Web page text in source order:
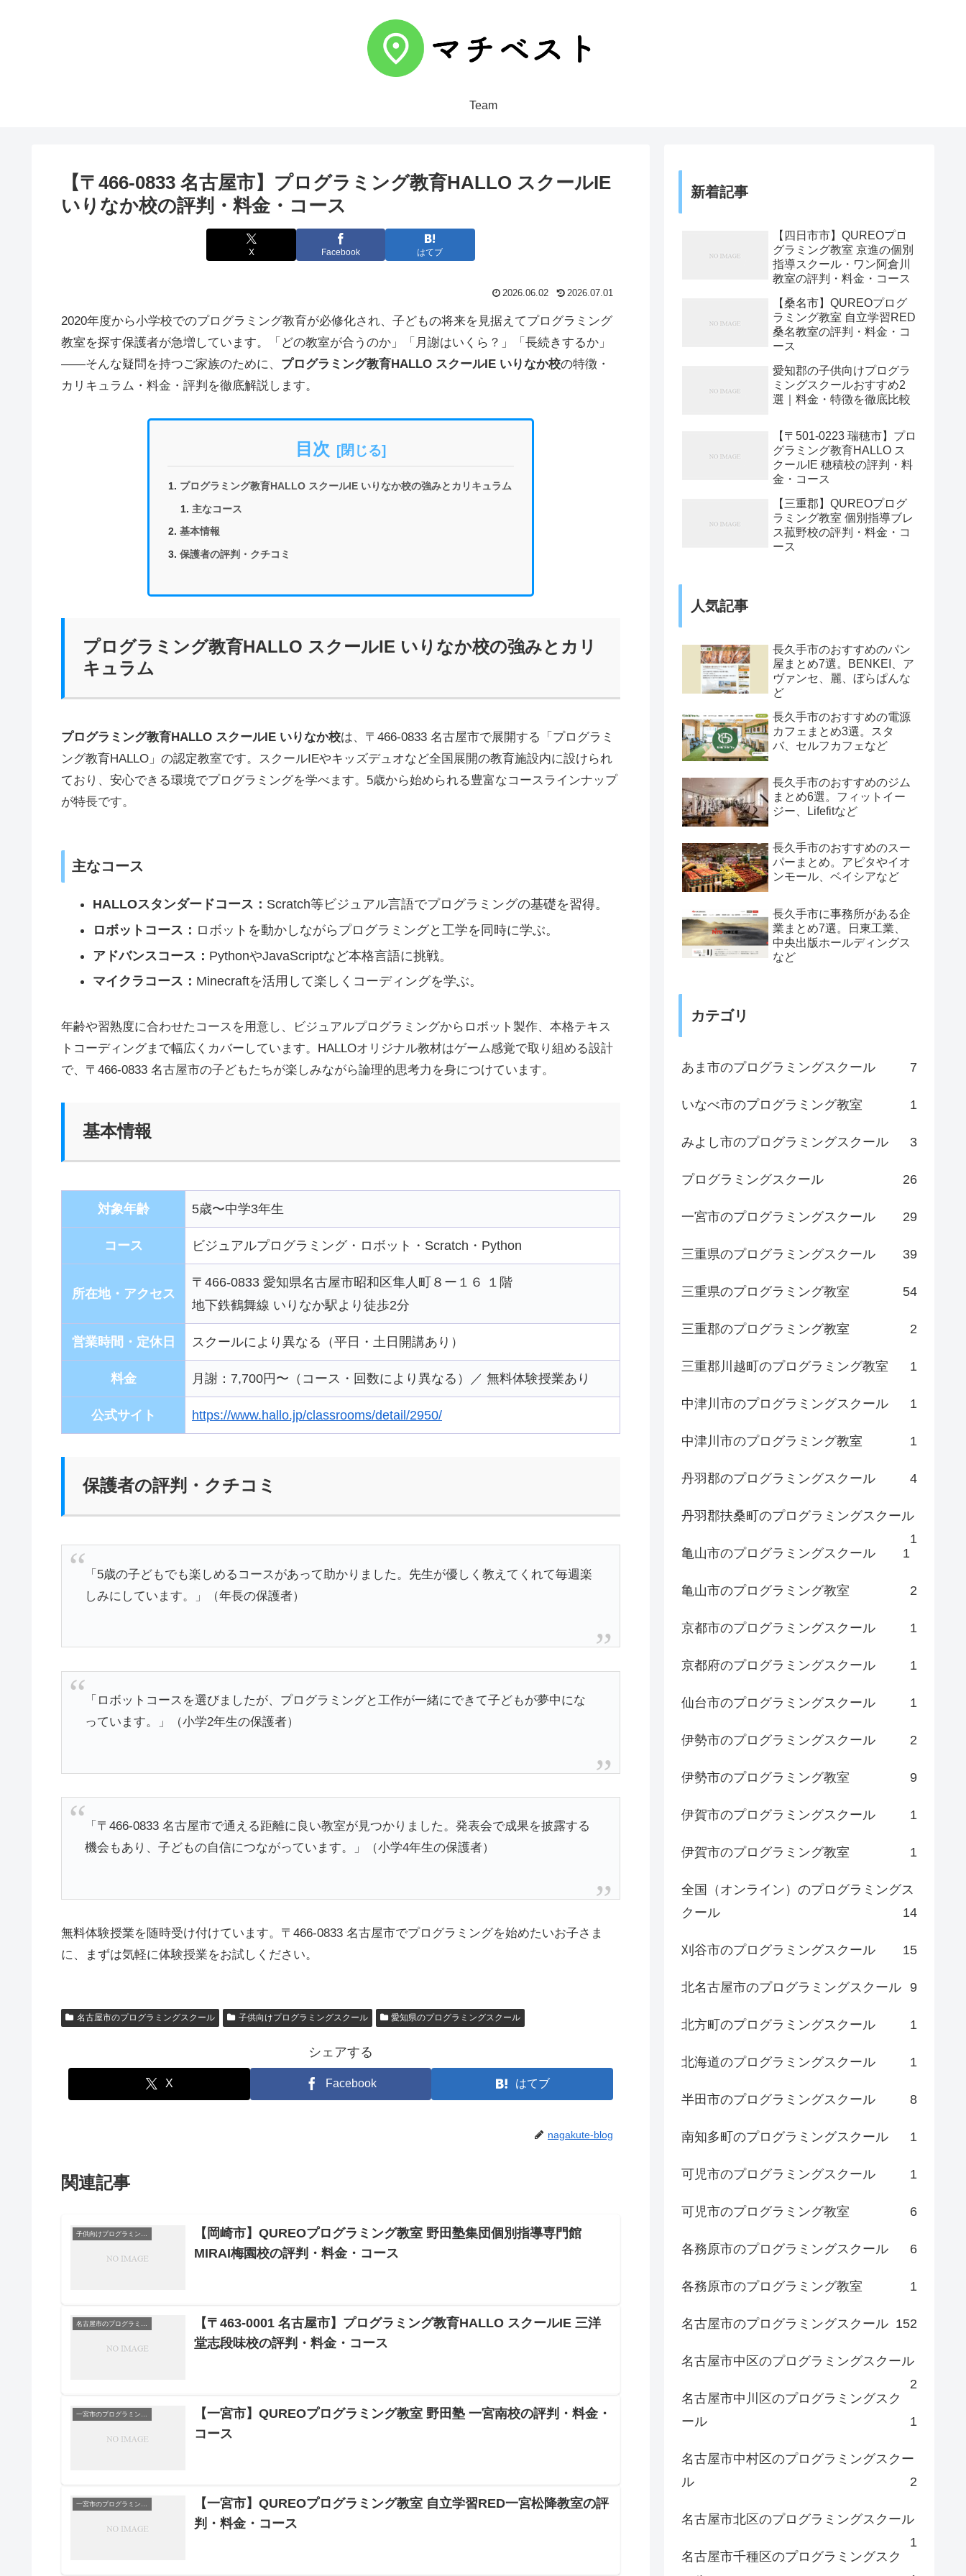
Team
【〒466-0833 名古屋市】プログラミング教育HALLO スクールIE
いりなか校の評判・料金・コース
X Facebook はてブ
2026.06.02 2026.07.01
2020年度から小学校でのプログラミング教育が必修化され、子どもの将来を見据えてプログラミング
教室を探す保護者が急増しています。「どの教室が合うのか」「月謝はいくら？」「長続きするか」
——そんな疑問を持つご家族のために、 プログラミング教育HALLO スクールIE いりなか校の特徴・
カリキュラム・料金・評判を徹底解説します。
目次
プログラミング教育HALLO スクールIE いりなか校の強みとカリキュラム
主なコース
基本情報
保護者の評判・クチコミ
プログラミング教育HALLO スクールIE いりなか校の強みとカリ
キュラム
プログラミング教育HALLO スクールIE いりなか校は、〒466-0833 名古屋市で展開する「プログラミ
ング教育HALLO」の認定教室です。スクールIEやキッズデュオなど全国展開の教育施設内に設けられ
ており、安心できる環境でプログラミングを学べます。5歳から始められる豊富なコースラインナップ
が特長です。
主なコース
HALLOスタンダードコース： Scratch等ビジュアル言語でプログラミングの基礎を習得。
ロボットコース： ロボットを動かしながらプログラミングと工学を同時に学ぶ。
アドバンスコース： PythonやJavaScriptなど本格言語に挑戦。
マイクラコース： Minecraftを活用して楽しくコーディングを学ぶ。
年齢や習熟度に合わせたコースを用意し、ビジュアルプログラミングからロボット製作、本格テキス
トコーディングまで幅広くカバーしています。HALLOオリジナル教材はゲーム感覚で取り組める設計
で、〒466-0833 名古屋市の子どもたちが楽しみながら論理的思考力を身につけています。
基本情報
対象年齢 5歳〜中学3年生
コース ビジュアルプログラミング・ロボット・Scratch・Python
所在地・アクセス
〒466-0833 愛知県名古屋市昭和区隼人町８ー１６ １階
地下鉄鶴舞線 いりなか駅より徒歩2分
営業時間・定休日 スクールにより異なる（平日・土日開講あり）
料金 月謝：7,700円〜（コース・回数により異なる）／ 無料体験授業あり
公式サイト https://www.hallo.jp/classrooms/detail/2950/
保護者の評判・クチコミ
「5歳の子どもでも楽しめるコースがあって助かりました。先生が優しく教えてくれて毎週楽
しみにしています。」（年長の保護者）
「ロボットコースを選びましたが、プログラミングと工作が一緒にできて子どもが夢中にな
っています。」（小学2年生の保護者）
「〒466-0833 名古屋市で通える距離に良い教室が見つかりました。発表会で成果を披露する
機会もあり、子どもの自信につながっています。」（小学4年生の保護者）
無料体験授業を随時受け付けています。〒466-0833 名古屋市でプログラミングを始めたいお子さま
に、まずは気軽に体験授業をお試しください。
名古屋市のプログラミングスクール 子供向けプログラミングスクール 愛知県のプログラミングスクール
シェアする
X Facebook はてブ
nagakute-blog
関連記事
【岡崎市】QUREOプログラミング教室 野田塾集団個別指導専門館
MIRAI梅園校の評判・料金・コース
名古屋市のプログラミングスクール
【〒463-0001 名古屋市】プログラミング教育HALLO スクールIE 三洋
堂志段味校の評判・料金・コース
【一宮市】QUREOプログラミング教室 野田塾 一宮南校の評判・料金・
コース
一宮市のプログラミングスクール
【一宮市】QUREOプログラミング教室 自立学習RED一宮松降教室の評
判・料金・コース
新着記事
【四日市市】QUREOプロ
グラミング教室 京進の個別
指導スクール・ワン阿倉川
教室の評判・料金・コース
【桑名市】QUREOプログ
ラミング教室 自立学習RED
桑名教室の評判・料金・コ
ース
愛知郡の子供向けプログラ
ミングスクールおすすめ2
選｜料金・特徴を徹底比較
【〒501-0223 瑞穂市】プロ
グラミング教育HALLO ス
クールIE 穂積校の評判・料
金・コース
【三重郡】QUREOプログ
ラミング教室 個別指導ブレ
ス菰野校の評判・料金・コ
ース
人気記事
長久手市のおすすめのパン
屋まとめ7選。BENKEI、ア
ヴァンセ、麗、ぼらぱんな
ど
長久手市のおすすめの電源
カフェまとめ3選。スタ
バ、セルフカフェなど
長久手市のおすすめのジム
まとめ6選。フィットイー
ジー、Lifefitなど
長久手市のおすすめのスー
パーまとめ。アピタやイオ
ンモール、ベイシアなど
長久手市に事務所がある企
業まとめ7選。日東工業、
中央出版ホールディングス
など
カテゴリ
あま市のプログラミングスクール 7
いなべ市のプログラミング教室 1
みよし市のプログラミングスクール 3
プログラミングスクール 26
一宮市のプログラミングスクール 29
三重県のプログラミングスクール 39
三重県のプログラミング教室 54
三重郡のプログラミング教室 2
三重郡川越町のプログラミング教室 1
中津川市のプログラミングスクール 1
中津川市のプログラミング教室 1
丹羽郡のプログラミングスクール 4
丹羽郡扶桑町のプログラミングスクール
1
亀山市のプログラミングスクール
1
亀山市のプログラミング教室 2
京都市のプログラミングスクール 1
京都府のプログラミングスクール 1
仙台市のプログラミングスクール 1
伊勢市のプログラミングスクール 2
伊勢市のプログラミング教室 9
伊賀市のプログラミングスクール 1
伊賀市のプログラミング教室 1
全国（オンライン）のプログラミングス
クール
14
刈谷市のプログラミングスクール 15
北名古屋市のプログラミングスクール 9
北方町のプログラミングスクール 1
北海道のプログラミングスクール 1
半田市のプログラミングスクール 8
南知多町のプログラミングスクール 1
可児市のプログラミングスクール 1
可児市のプログラミング教室 6
各務原市のプログラミングスクール 6
各務原市のプログラミング教室 1
名古屋市のプログラミングスクール 152
名古屋市中区のプログラミングスクール
2
名古屋市中川区のプログラミングスク
ール
1
名古屋市中村区のプログラミングスクー
ル
2
名古屋市北区のプログラミングスクール
1
名古屋市千種区のプログラミングスク